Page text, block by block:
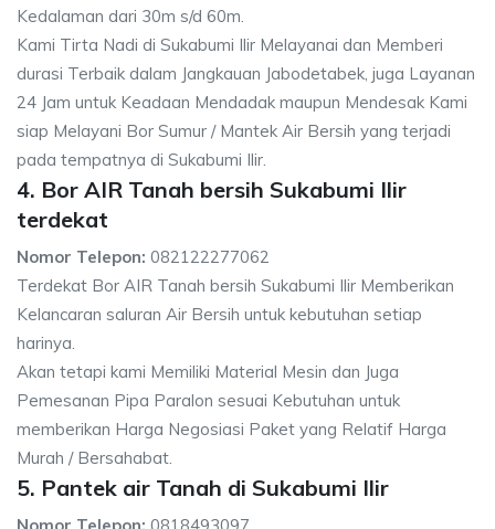
Kedalaman dari 30m s/d 60m.
Kami Tirta Nadi di Sukabumi Ilir Melayanai dan Memberi
durasi Terbaik dalam Jangkauan Jabodetabek, juga Layanan
24 Jam untuk Keadaan Mendadak maupun Mendesak Kami
siap Melayani Bor Sumur / Mantek Air Bersih yang terjadi
pada tempatnya di Sukabumi Ilir.
4. Bor AIR Tanah bersih Sukabumi Ilir
terdekat
Nomor Telepon: 082122277062
Terdekat Bor AIR Tanah bersih Sukabumi Ilir Memberikan
Kelancaran saluran Air Bersih untuk kebutuhan setiap
harinya.
Akan tetapi kami Memiliki Material Mesin dan Juga
Pemesanan Pipa Paralon sesuai Kebutuhan untuk
memberikan Harga Negosiasi Paket yang Relatif Harga
Murah / Bersahabat.
5. Pantek air Tanah di Sukabumi Ilir